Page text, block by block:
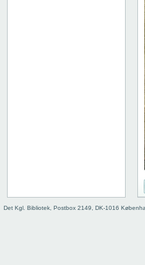
Det Kgl. Bibliotek, Postbox 2149, DK-1016